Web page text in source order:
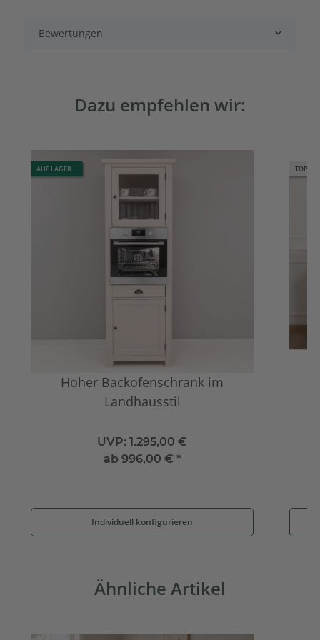
Bewertungen
Dazu empfehlen wir:
AUF LAGER
Hoher Backofenschrank im
Landhausstil
UVP: 1.295,00 €
ab 996,00 € *
Individuell konfigurieren
TOP
Ähnliche Artikel